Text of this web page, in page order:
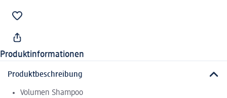
Produktinformationen
Produktbeschreibung
Volumen Shampoo